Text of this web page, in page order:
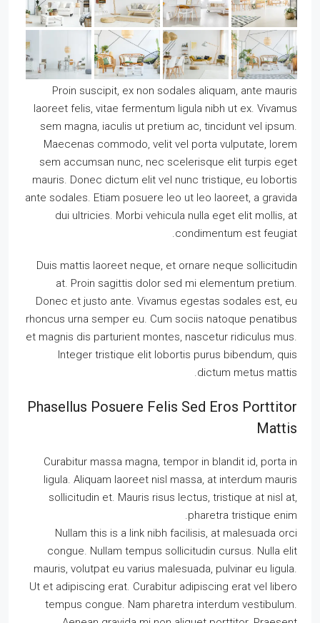
Proin suscipit, ex non sodales aliquam, ante mauris
laoreet felis, vitae fermentum ligula nibh ut ex. Vivamus
sem magna, iaculis ut pretium ac, tincidunt vel ipsum.
Maecenas commodo, velit vel porta vulputate, lorem
sem accumsan nunc, nec scelerisque elit turpis eget
mauris. Donec dictum elit vel nunc tristique, eu lobortis
ante sodales. Etiam posuere leo ut leo laoreet, a gravida
dui ultricies. Morbi vehicula nulla eget elit mollis, at
condimentum est feugiat.
Duis mattis laoreet neque, et ornare neque sollicitudin
at. Proin sagittis dolor sed mi elementum pretium.
Donec et justo ante. Vivamus egestas sodales est, eu
rhoncus urna semper eu. Cum sociis natoque penatibus
et magnis dis parturient montes, nascetur ridiculus mus.
Integer tristique elit lobortis purus bibendum, quis
dictum metus mattis.
Phasellus Posuere Felis Sed Eros Porttitor
Mattis
Curabitur massa magna, tempor in blandit id, porta in
ligula. Aliquam laoreet nisl massa, at interdum mauris
sollicitudin et. Mauris risus lectus, tristique at nisl at,
pharetra tristique enim.
Nullam this is a link nibh facilisis, at malesuada orci
congue. Nullam tempus sollicitudin cursus. Nulla elit
mauris, volutpat eu varius malesuada, pulvinar eu ligula.
Ut et adipiscing erat. Curabitur adipiscing erat vel libero
tempus congue. Nam pharetra interdum vestibulum.